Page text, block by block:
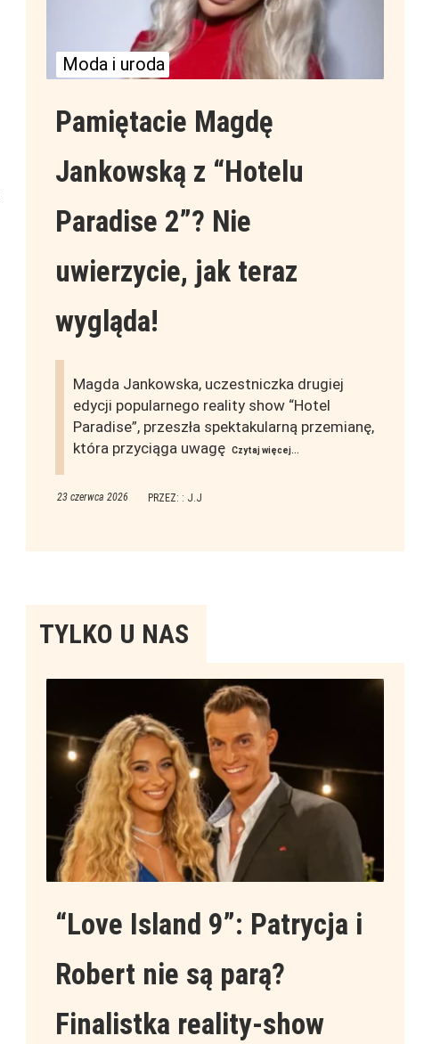
Moda i uroda
Pamiętacie Magdę
Jankowską z “Hotelu
Paradise 2”? Nie
uwierzycie, jak teraz
wygląda!
Magda Jankowska, uczestniczka drugiej
edycji popularnego reality show “Hotel
Paradise”, przeszła spektakularną przemianę,
która przyciąga uwagę
Czytaj więcej...
23 czerwca 2026 PRZEZ: : J.J
Tylko
nas
TYLKO U NAS
“Love Island 9”: Patrycja i
Robert nie są parą?
Finalistka reality-show